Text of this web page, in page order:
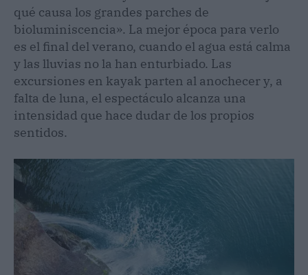
qué causa los grandes parches de
bioluminiscencia». La mejor época para verlo
es el final del verano, cuando el agua está calma
y las lluvias no la han enturbiado. Las
excursiones en kayak parten al anochecer y, a
falta de luna, el espectáculo alcanza una
intensidad que hace dudar de los propios
sentidos.